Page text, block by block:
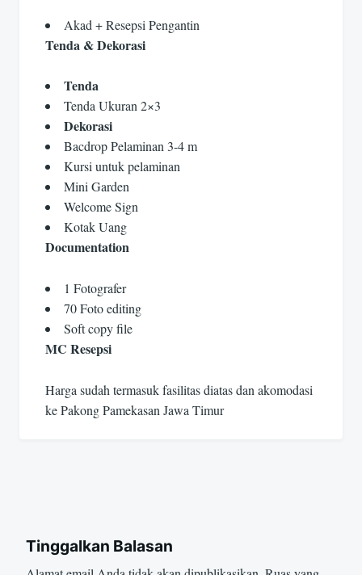
Akad + Resepsi Pengantin
Tenda & Dekorasi
Tenda
Tenda Ukuran 2×3
Dekorasi
Bacdrop Pelaminan 3-4 m
Kursi untuk pelaminan
Mini Garden
Welcome Sign
Kotak Uang
Documentation
1 Fotografer
70 Foto editing
Soft copy file
MC Resepsi
Harga sudah termasuk fasilitas diatas dan akomodasi
ke Pakong Pamekasan Jawa Timur
Tinggalkan Balasan